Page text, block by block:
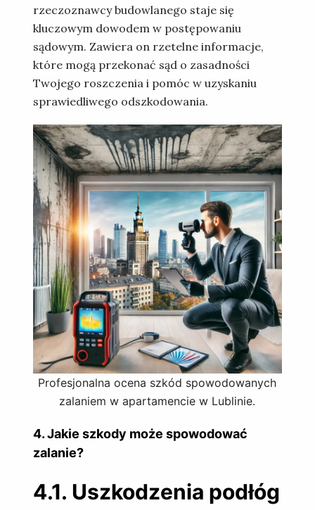
rzeczoznawcy budowlanego staje się
kluczowym dowodem w postępowaniu
sądowym. Zawiera on rzetelne informacje,
które mogą przekonać sąd o zasadności
Twojego roszczenia i pomóc w uzyskaniu
sprawiedliwego odszkodowania.
Profesjonalna ocena szkód spowodowanych
zalaniem w apartamencie w Lublinie.
4. Jakie szkody może spowodować
zalanie?
4.1. Uszkodzenia podłóg